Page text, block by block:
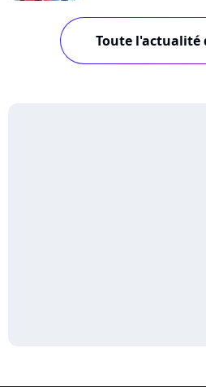
Toute l'actualité